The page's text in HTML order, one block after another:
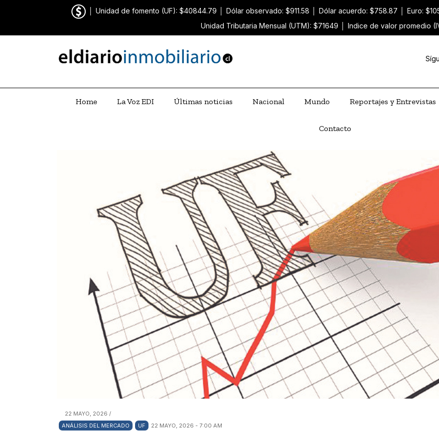
Unidad de fomento (UF): $40844.79 Dólar observado: $911.58 Dólar acuerdo: $758.87 Euro:
Unidad Tributaria Mensual (UTM): $71649
Indice de valor promedio
Home La Voz EDI Últimas noticias Nacional Mundo Reportajes y Entrevistas
Contacto
22 MAYO, 2026 /
ANÁLISIS DEL MERCADO
UF 22 MAYO, 2026 - 7:00 AM